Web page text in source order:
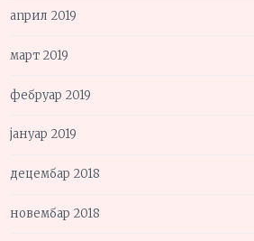
април 2019
март 2019
фебруар 2019
јануар 2019
децембар 2018
новембар 2018